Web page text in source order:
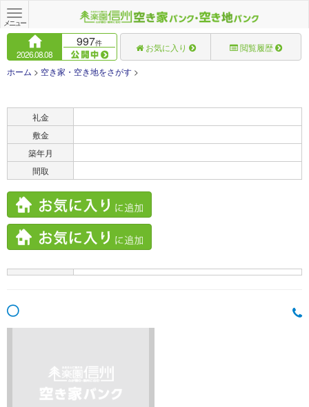
Toggle
navigation
メニュー
2026.08.08
997件 お気に入り 閲覧履歴
ホーム > 空き家・空き地をさがす >
礼金
敷金
築年月
間取